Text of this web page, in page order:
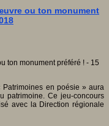
ou ton monument
en poésie » aura
patrimoine. Ce jeu-concours
avec la Direction régionale